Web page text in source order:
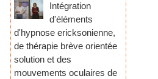
Intégration
d'éléments
d'hypnose ericksonienne,
de thérapie brève orientée
solution et des
mouvements oculaires de